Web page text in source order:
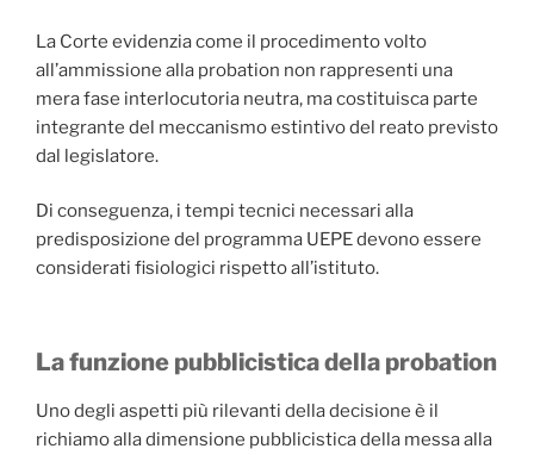
La Corte evidenzia come il procedimento volto
all’ammissione alla probation non rappresenti una
mera fase interlocutoria neutra, ma costituisca parte
integrante del meccanismo estintivo del reato previsto
dal legislatore.
Di conseguenza, i tempi tecnici necessari alla
predisposizione del programma UEPE devono essere
considerati fisiologici rispetto all’istituto.
La funzione pubblicistica della probation
Uno degli aspetti più rilevanti della decisione è il
richiamo alla dimensione pubblicistica della messa alla